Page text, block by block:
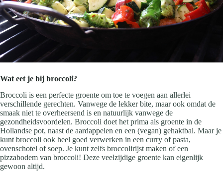
Wat eet je bij broccoli?
Broccoli is een perfecte groente om toe te voegen aan allerlei
verschillende gerechten. Vanwege de lekker bite, maar ook omdat de
smaak niet te overheersend is en natuurlijk vanwege de
gezondheidsvoordelen. Broccoli doet het prima als groente in de
Hollandse pot, naast de aardappelen en een (vegan) gehaktbal. Maar je
kunt broccoli ook heel goed verwerken in een curry of pasta,
ovenschotel of soep. Je kunt zelfs broccolirijst maken of een
pizzabodem van broccoli! Deze veelzijdige groente kan eigenlijk
gewoon altijd.